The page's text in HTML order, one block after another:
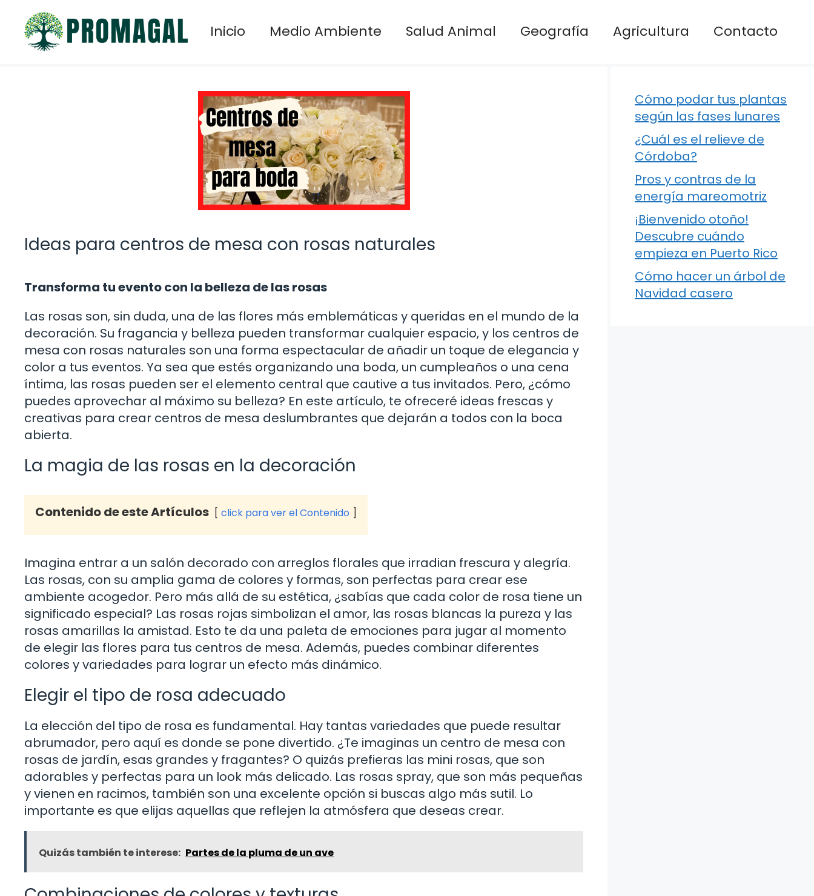
contenido
Inicio Medio Ambiente Salud Animal Geografía Agricultura Contacto
Ideas para centros de mesa con rosas naturales
Transforma tu evento con la belleza de las rosas
Las rosas son, sin duda, una de las flores más emblemáticas y queridas en el mundo de la
decoración. Su fragancia y belleza pueden transformar cualquier espacio, y los centros de
mesa con rosas naturales son una forma espectacular de añadir un toque de elegancia y
color a tus eventos. Ya sea que estés organizando una boda, un cumpleaños o una cena
íntima, las rosas pueden ser el elemento central que cautive a tus invitados. Pero, ¿cómo
puedes aprovechar al máximo su belleza? En este artículo, te ofreceré ideas frescas y
creativas para crear centros de mesa deslumbrantes que dejarán a todos con la boca
abierta.
La magia de las rosas en la decoración
Contenido de este Artículos click para ver el Contenido
Imagina entrar a un salón decorado con arreglos florales que irradian frescura y alegría.
Las rosas, con su amplia gama de colores y formas, son perfectas para crear ese
ambiente acogedor. Pero más allá de su estética, ¿sabías que cada color de rosa tiene un
significado especial? Las rosas rojas simbolizan el amor, las rosas blancas la pureza y las
rosas amarillas la amistad. Esto te da una paleta de emociones para jugar al momento
de elegir las flores para tus centros de mesa. Además, puedes combinar diferentes
colores y variedades para lograr un efecto más dinámico.
Elegir el tipo de rosa adecuado
La elección del tipo de rosa es fundamental. Hay tantas variedades que puede resultar
abrumador, pero aquí es donde se pone divertido. ¿Te imaginas un centro de mesa con
rosas de jardín, esas grandes y fragantes? O quizás prefieras las mini rosas, que son
adorables y perfectas para un look más delicado. Las rosas spray, que son más pequeñas
y vienen en racimos, también son una excelente opción si buscas algo más sutil. Lo
importante es que elijas aquellas que reflejen la atmósfera que deseas crear.
Quizás también te interese: Partes de la pluma de un ave
Cómo podar tus plantas
según las fases lunares
¿Cuál es el relieve de
Córdoba?
Pros y contras de la
energía mareomotriz
¡Bienvenido otoño!
Descubre cuándo
empieza en Puerto Rico
Cómo hacer un árbol de
Navidad casero